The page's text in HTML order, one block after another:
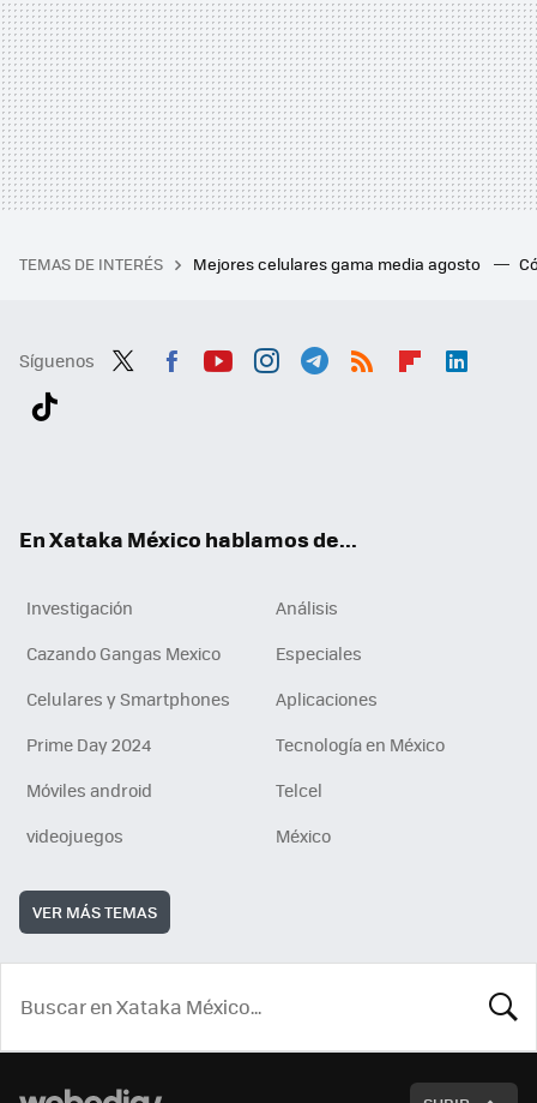
TEMAS DE INTERÉS Mejores celulares gama media agosto
Síguenos
En Xataka México hablamos de...
Investigación
Análisis
Cazando Gangas Mexico
Especiales
Celulares y Smartphones
Aplicaciones
Prime Day 2024
Tecnología en México
Móviles android
Telcel
videojuegos
México
VER MÁS TEMAS